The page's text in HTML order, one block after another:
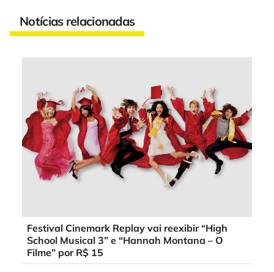
Notícias relacionadas
Festival Cinemark Replay vai reexibir “High
School Musical 3” e “Hannah Montana – O
Filme” por R$ 15